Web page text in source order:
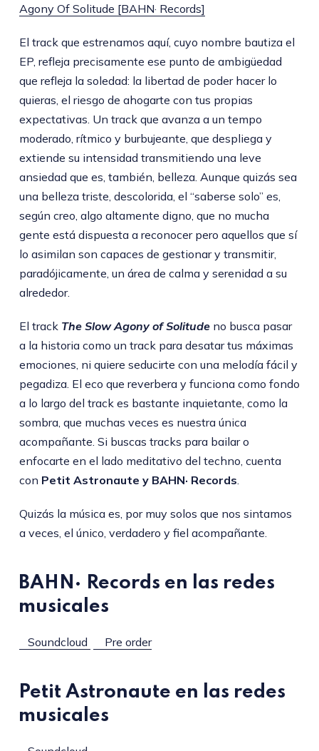
Agony Of Solitude [BAHN· Records]
El track que estrenamos aquí, cuyo nombre bautiza el
EP, refleja precisamente ese punto de ambigüedad
que refleja la soledad: la libertad de poder hacer lo
quieras, el riesgo de ahogarte con tus propias
expectativas. Un track que avanza a un tempo
moderado, rítmico y burbujeante, que despliega y
extiende su intensidad transmitiendo una leve
ansiedad que es, también, belleza. Aunque quizás sea
una belleza triste, descolorida, el “saberse solo” es,
según creo, algo altamente digno, que no mucha
gente está dispuesta a reconocer pero aquellos que sí
lo asimilan son capaces de gestionar y transmitir,
paradójicamente, un área de calma y serenidad a su
alrededor.
El track The Slow Agony of Solitudeno busca pasar
a la historia como un track para desatar tus máximas
emociones, ni quiere seducirte con una melodía fácil y
pegadiza. El eco que reverbera y funciona como fondo
a lo largo del track es bastante inquietante, como la
sombra, que muchas veces es nuestra única
acompañante. Si buscas tracks para bailar o
enfocarte en el lado meditativo del techno, cuenta
con Petit Astronaute y BAHN· Records
Quizás la música es, por muy solos que nos sintamos
a veces, el único, verdadero y fiel acompañante.
BAHN· Records en las redes
musicales
Soundcloud Pre order
Petit Astronaute en las redes
musicales